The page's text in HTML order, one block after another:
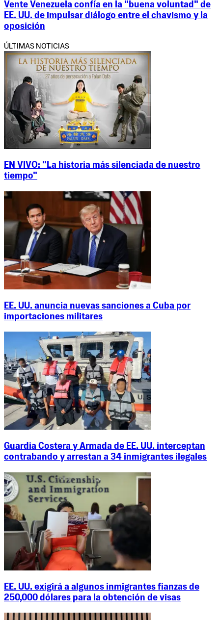
Vente Venezuela confía en la "buena voluntad" de
EE. UU. de impulsar diálogo entre el chavismo y la
oposición
ÚLTIMAS NOTICIAS
EN VIVO: "La historia más silenciada de nuestro
tiempo"
EE. UU. anuncia nuevas sanciones a Cuba por
importaciones militares
Guardia Costera y Armada de EE. UU. interceptan
contrabando y arrestan a 34 inmigrantes ilegales
EE. UU. exigirá a algunos inmigrantes fianzas de
250,000 dólares para la obtención de visas